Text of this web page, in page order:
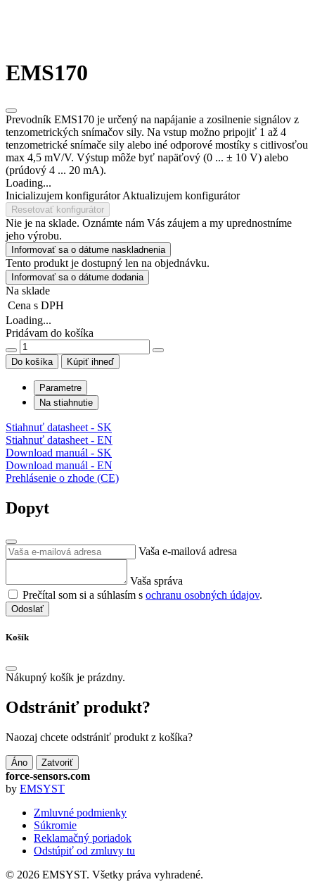
EMS170
Prevodník EMS170 je určený na napájanie a zosilnenie signálov z
tenzometrických snímačov sily. Na vstup možno pripojiť 1 až 4
tenzometrické snímače sily alebo iné odporové mostíky s citlivosťou
max 4,5 mV/V. Výstup môže byť napäťový (0 ... ± 10 V) alebo
(prúdový 4 ... 20 mA).
Loading...
Inicializujem konfigurátor Aktualizujem konfigurátor
Resetovať konfigurátor
Nie je na sklade. Oznámte nám Vás záujem a my uprednostníme
jeho výrobu.
Informovať sa o dátume naskladnenia
Tento produkt je dostupný len na objednávku.
Informovať sa o dátume dodania
Na sklade
Cena s DPH
Loading...
Pridávam do košíka
Do košíka Kúpiť ihneď
Parametre
Na stiahnutie
Stiahnuť datasheet - SK
Stiahnuť datasheet - EN
Download manuál - SK
Download manuál - EN
Prehlásenie o zhode (CE)
Dopyt
Vaša e-mailová adresa
Vaša správa
Prečítal som si a súhlasím s ochranu osobných údajov.
Odoslať
Košík
Nákupný košík je prázdny.
Odstrániť produkt?
Naozaj chcete odstrániť produkt z košíka?
Áno Zatvoriť
force-sensors.com
by EMSYST
Zmluvné podmienky
Súkromie
Reklamačný poriadok
Odstúpiť od zmluvy tu
© 2026 EMSYST. Všetky práva vyhradené.